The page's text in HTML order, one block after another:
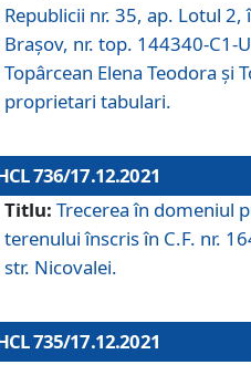
Republicii nr. 35, ap. Lotul 2,
Brașov, nr. top. 144340-C1-
Topârcean Elena Teodora și
proprietari tabulari.
736/17.12.2021
Titlu: Trecerea în domeniul
terenului înscris în C.F. nr.
str. Nicovalei.
735/17.12.2021